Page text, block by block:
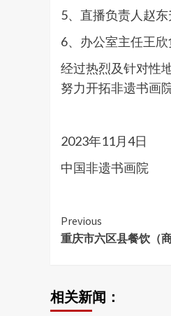
5、直播负责人赵
6、办公室主任王
经过热烈及针对性
努力开拓非遗书画
2023年11月4日
中国非遗书画院
Continue
Reading
Previous
重庆市六区县餐饮（
相关新闻：